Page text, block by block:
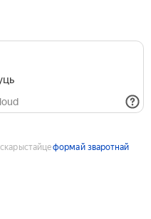
формай зваротнай